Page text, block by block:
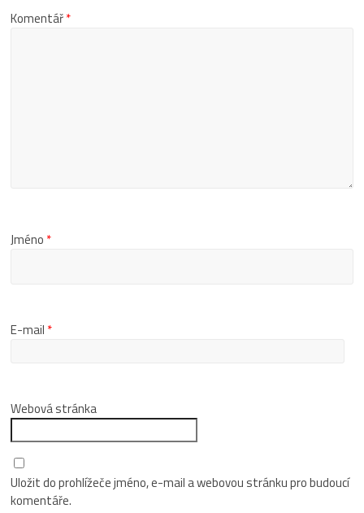
Komentář*
Jméno *
E-mail *
Webová stránka
Uložit do prohlížeče jméno, e-mail a webovou stránku pro budoucí
komentáře.